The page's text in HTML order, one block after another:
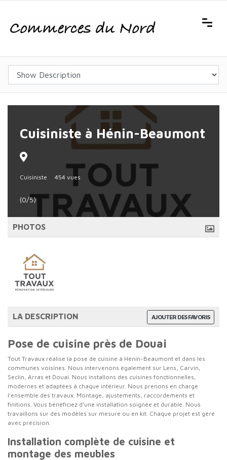
Cuisiniste à Hénin-Beaumont
Cuisiniste 454 vues
(0/5)
PHOTOS
AJOUTER DES FAVORIS
LA DESCRIPTION
Pose de cuisine près de Douai
Tout Travaux réalise la pose de cuisine à Hénin-Beaumont et dans les
communes voisines. Nous intervenons également sur Lens, Carvin,
Seclin, Arras et Douai. Nous installons des cuisines fonctionnelles,
modernes et adaptées à chaque intérieur. Nous prenons en charge
l’ensemble des travaux. Montage, ajustements, raccordements et
finitions. Vous bénéficiez d’une installation soignée et durable. Nous
travaillons sur des modèles sur mesure ou en kit. Chaque projet est géré
avec précision.
Installation complète de cuisine et
montage des meubles